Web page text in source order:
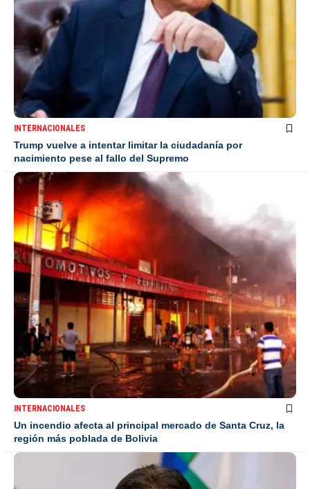
INTERNACIONALES
Trump vuelve a intentar limitar la ciudadanía por
nacimiento pese al fallo del Supremo
INTERNACIONALES
Un incendio afecta al principal mercado de Santa Cruz, la
región más poblada de Bolivia